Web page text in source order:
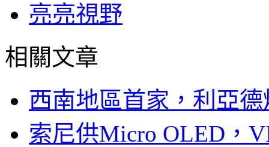
亮亮視野
相關文章
西南地區首家，利亞
索尼供Micro OLED，